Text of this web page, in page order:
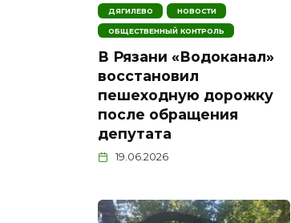
ДЯГИЛЕВО НОВОСТИ
ОБЩЕСТВЕННЫЙ КОНТРОЛЬ
В Рязани «Водоканал»
восстановил
пешеходную дорожку
после обращения
депутата
19.06.2026